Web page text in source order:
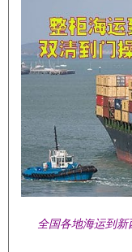
全国各地海运到